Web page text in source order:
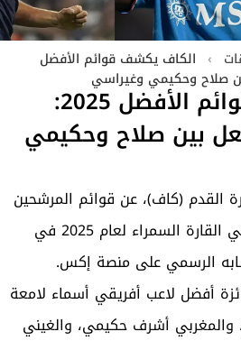
› الكاف يكشف قوائم الأفضل
الكاف يكشف قوائم الأفضل 2025:
بين صلاح وحكيمي
القدم (كاف)، عن قوائم المرشحين
النهائية لجوائز الأفضل في القارة السمراء لعام 2025 في
الرسمي على منصة إكس.
أفضل لاعب أفريقي أسماء لامعة
أشرف حكيمي، والغيني